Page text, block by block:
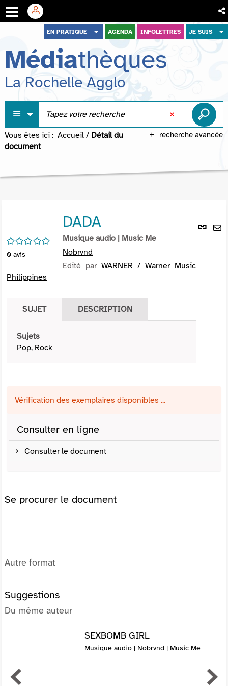
menu
contenu
recherche
EN PRATIQUE AGENDA INFOLETTRES JE SUIS
Médiathèques
La Rochelle Agglo
recherche avancée
Vous êtes ici : Accueil / Détail du
document
Lien
/5
0 avis
DADA
Musique audio | Music Me
Nobrvnd
Edité par WARNER / Warner Music
Philippines
SUJET DESCRIPTION
Sujets
Pop, Rock
Vérification des exemplaires disponibles ...
Consulter en ligne
Consulter le document
Se procurer le document
Autre format
Suggestions
Du même auteur
SEXBOMB GIRL
Musique audio | Nobrvnd | Music Me